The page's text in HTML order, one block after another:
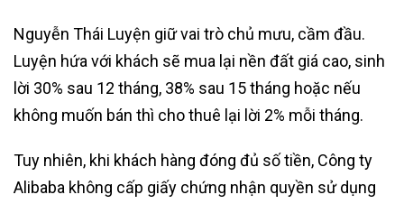
Nguyễn Thái Luyện giữ vai trò chủ mưu, cầm đầu.
Luyện hứa với khách sẽ mua lại nền đất giá cao, sinh
lời 30% sau 12 tháng, 38% sau 15 tháng hoặc nếu
không muốn bán thì cho thuê lại lời 2% mỗi tháng.
Tuy nhiên, khi khách hàng đóng đủ số tiền, Công ty
Alibaba không cấp giấy chứng nhận quyền sử dụng